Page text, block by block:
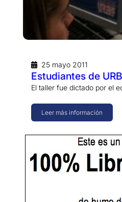
25 mayo 2011
Estudiantes de
El taller fue dictado por el
Leer más información